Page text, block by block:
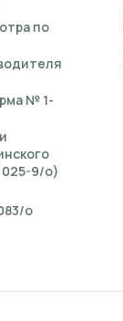
по
№ 1-
9/о)
о